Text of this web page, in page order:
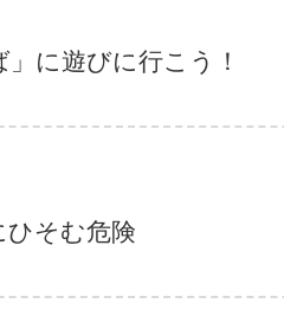
」に遊びに行こう！
そむ危険